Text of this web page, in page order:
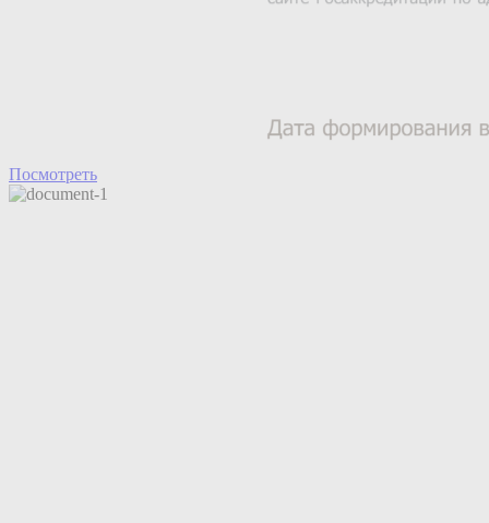
Посмотреть